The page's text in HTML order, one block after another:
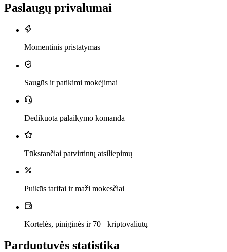
Paslaugų privalumai
Momentinis pristatymas
Saugūs ir patikimi mokėjimai
Dedikuota palaikymo komanda
Tūkstančiai patvirtintų atsiliepimų
Puikūs tarifai ir maži mokesčiai
Kortelės, piniginės ir 70+ kriptovaliutų
Parduotuvės statistika